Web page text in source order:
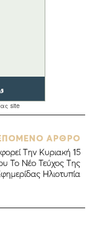
ΑΡΘΡΟ
Την Κυριακή 15
Το Νέο Τεύχος Της
Ηλιοτυπία